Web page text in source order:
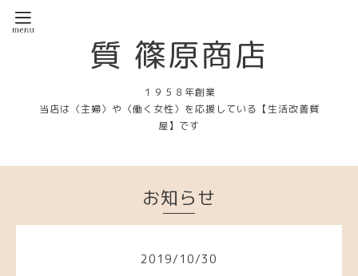
質 篠原商店
１９５８年創業
当店は〈主婦〉や〈働く女性〉を応援している【生活改善質
屋】です
お知らせ
2019/ 10/30